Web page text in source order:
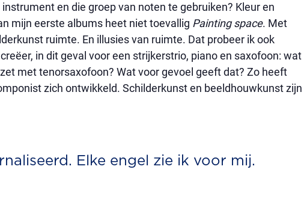
en die groep van noten te gebruiken? Kleur en
mijn eerste albums heet niet toevallig Painting space. Met
ruimte. En illusies van ruimte. Dat probeer ik ook
in dit geval voor een strijkerstrio, piano en saxofoon: wat
met tenorsaxofoon? Wat voor gevoel geeft dat? Zo heeft
zich ontwikkeld. Schilderkunst en beeldhouwkunst zijn
Elke engel zie ik voor mij.